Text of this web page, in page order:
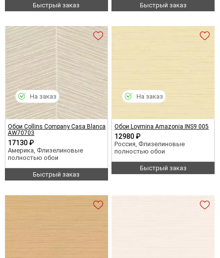
Быстрый заказ Быстрый заказ
Обои Collins Company Casa Blanca
AW70703
17130 ₽
Америка, Флизелиновые
полностью обои
Быстрый заказ
На заказ
Обои Loymina Amazonia INS9 005
12980 ₽
Россия, Флизелиновые
полностью обои
Быстрый заказ
На заказ